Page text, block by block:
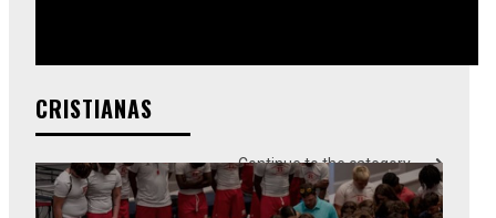
CRISTIANAS
Continue to the category